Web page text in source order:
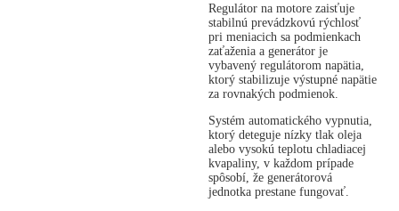
Regulátor na motore zaisťuje
stabilnú prevádzkovú rýchlosť
pri meniacich sa podmienkach
zaťaženia a generátor je
vybavený regulátorom napätia,
ktorý stabilizuje výstupné napätie
za rovnakých podmienok.
Systém automatického vypnutia,
ktorý deteguje nízky tlak oleja
alebo vysokú teplotu chladiacej
kvapaliny, v každom prípade
spôsobí, že generátorová
jednotka prestane fungovať.